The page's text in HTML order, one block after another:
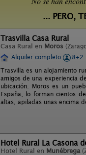
... PERO,
Trasvilla Casa Rural
Casa Rural en Moros
Alquiler completo
8+2
Trasvilla es un alojamiento
amigos de una experiencia
ubicación. Moros es un
España, lo forman cientos
altas, apiladas unas encima
Hotel Rural La Casona
Hotel Rural en Munébrega